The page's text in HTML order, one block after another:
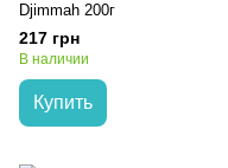
Djimmah 200г
217 грн
В наличии
Купить